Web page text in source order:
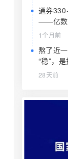
通券
——亿数
算完就赶
1个月前
熬了近
“稳”，
要收了
28天前